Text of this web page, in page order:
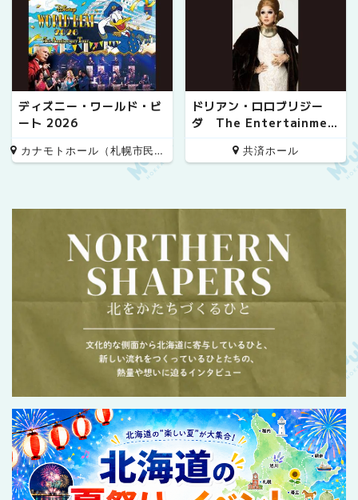
ディズニー・ワールド・ビ
ート 2026
カナモトホール（札幌市民ホール）
ドリアン・ロロブリジー
ダ The Entertainmen
t!! 20th Anniversary S
共済ホール